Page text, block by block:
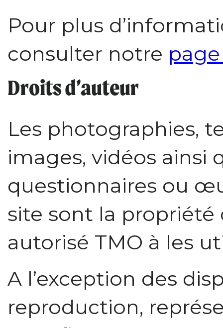
Pour plus
consulter notre
Droits d’auteur
Les photographies,
images, vidéos ainsi
questionnaires ou
site sont la propriété
autorisé TMO à les
A l’exception des
reproduction,